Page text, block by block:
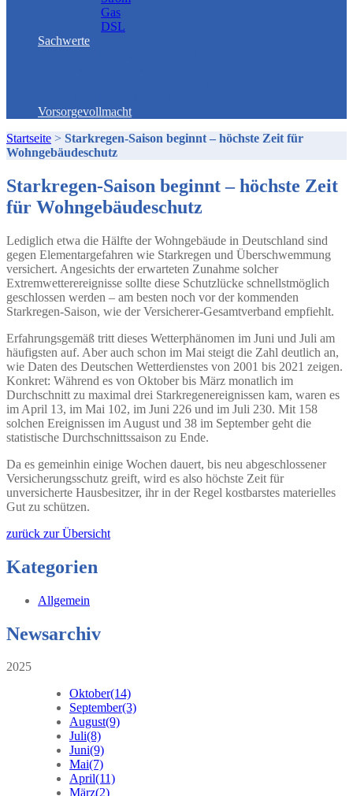
Gas
DSL
Sachwerte
Vorsorgevollmacht
Startseite > Starkregen-Saison beginnt – höchste Zeit für
Wohngebäudeschutz
Starkregen-Saison beginnt – höchste Zeit
für Wohngebäudeschutz
Lediglich etwa die Hälfte der Wohngebäude in Deutschland sind
gegen Elementargefahren wie Starkregen und Überschwemmung
versichert. Angesichts der erwarteten Zunahme solcher
Extremwetterereignisse sollte diese Schutzlücke schnellstmöglich
geschlossen werden – am besten noch vor der kommenden
Starkregen-Saison, wie der Versicherer-Gesamtverband empfiehlt.
Erfahrungsgemäß tritt dieses Wetterphänomen im Juni und Juli am
häufigsten auf. Aber auch schon im Mai steigt die Zahl deutlich an,
wie Daten des Deutschen Wetterdienstes von 2001 bis 2021 zeigen.
Konkret: Während es von Oktober bis März monatlich im
Durchschnitt zu maximal drei Starkregenereignissen kam, waren es
im April 13, im Mai 102, im Juni 226 und im Juli 230. Mit 158
solchen Ereignissen im August und 38 im September geht die
statistische Durchschnittssaison zu Ende.
Da es gemeinhin einige Wochen dauert, bis neu abgeschlossener
Versicherungsschutz greift, wird es also höchste Zeit für
unversicherte Hausbesitzer, ihr in der Regel kostbarstes materielles
Gut zu schützen.
zurück zur Übersicht
Kategorien
Allgemein
Newsarchiv
2025
Oktober(14)
September(3)
August(9)
Juli(8)
Juni(9)
Mai(7)
April(11)
März(2)